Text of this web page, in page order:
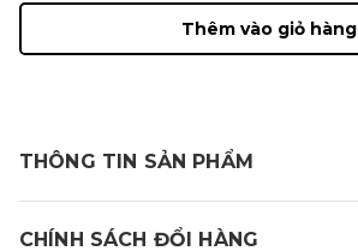
Thêm vào giỏ hàng
THÔNG TIN SẢN PHẨM
CHÍNH SÁCH ĐỔI HÀNG